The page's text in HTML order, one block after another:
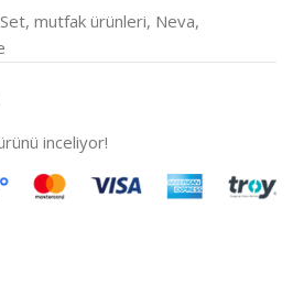
, mutfak ürünleri, Neva,
inceliyor!